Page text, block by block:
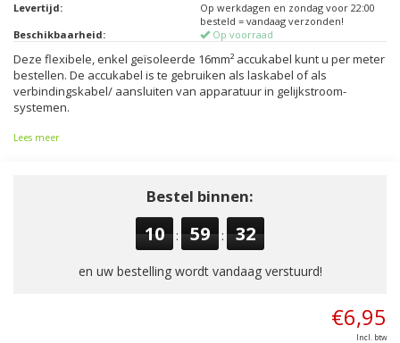
Levertijd:
Op werkdagen en zondag voor 22:00
besteld = vandaag verzonden!
Beschikbaarheid:
Op voorraad
Deze flexibele, enkel geïsoleerde 16mm² accukabel kunt u per meter
bestellen. De accukabel is te gebruiken als laskabel of als
verbindingskabel/ aansluiten van apparatuur in gelijkstroom-
systemen.
Lees meer
Bestel binnen:
10 : 59 : 32
en uw bestelling wordt vandaag verstuurd!
€6,95
Incl. btw